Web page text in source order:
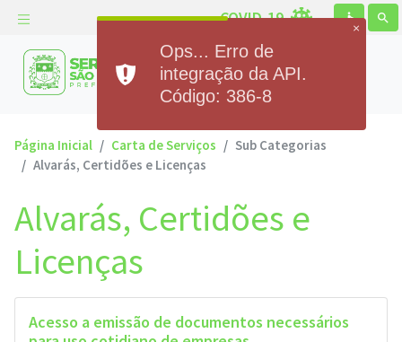
COVID-19 accessible search
Prefeitura Municipal de
Serra de São Bento
Página Inicial Carta de Serviços
Sub Categorias
Alvarás, Certidões e Licenças
Alvarás, Certidões e
Licenças
Acesso a emissão de documentos necessários
×
Ops... Erro de
integração da API.
Código: 386-8